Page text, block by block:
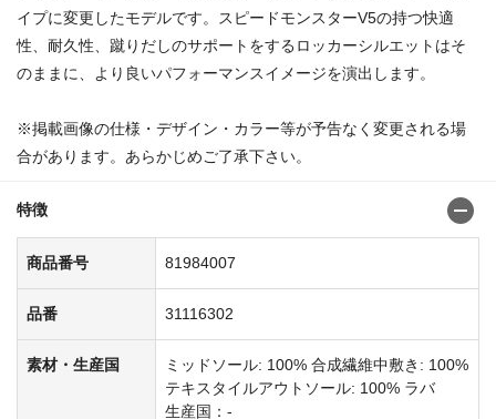
イプに変更したモデルです。スピードモンスターV5の持つ快適
性、耐久性、蹴りだしのサポートをするロッカーシルエットはそ
のままに、より良いパフォーマンスイメージを演出します。
※掲載画像の仕様・デザイン・カラー等が予告なく変更される場
合があります。あらかじめご了承下さい。
特徴
商品番号 81984007
品番 31116302
素材・生産国
ミッドソール: 100% 合成繊維中敷き: 100%
テキスタイルアウトソール: 100% ラバ
生産国：-